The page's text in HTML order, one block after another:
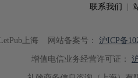
联系我们
上海 网站备案号： 沪ICP备
增值电信业务经营许可证：